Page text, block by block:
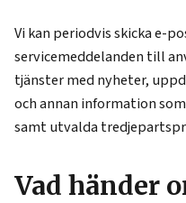
Vi kan periodvis skicka e-
servicemeddelanden till
tjänster med nyheter,
och annan information
samt utvalda
Vad händer